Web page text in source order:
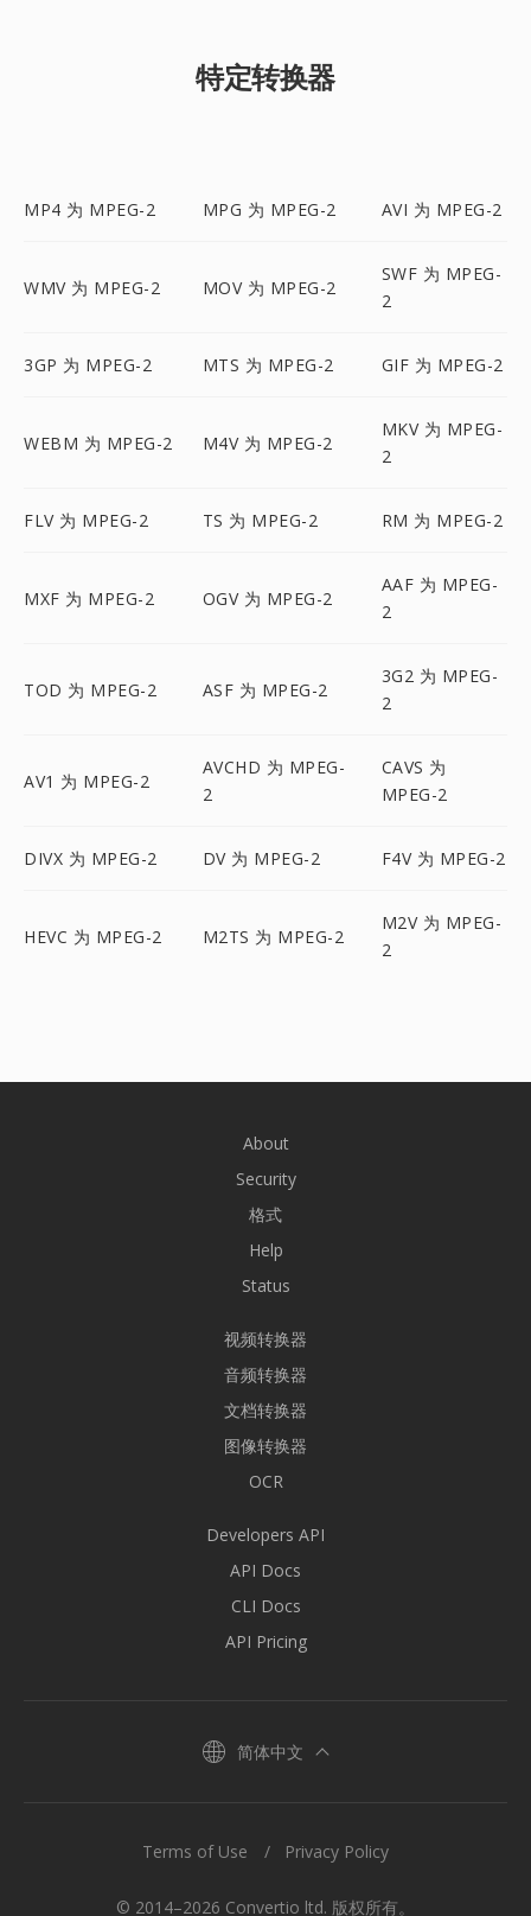
特定转换器
MP4 为 MPEG-2 MPG 为 MPEG-2 AVI 为 MPEG-2
WMV 为 MPEG-2 MOV 为 MPEG-2
SWF 为 MPEG-
2
3GP 为 MPEG-2 MTS 为 MPEG-2 GIF 为 MPEG-2
WEBM 为 MPEG-2 M4V 为 MPEG-2
MKV 为 MPEG-
2
FLV 为 MPEG-2 TS 为 MPEG-2 RM 为 MPEG-2
MXF 为 MPEG-2 OGV 为 MPEG-2
AAF 为 MPEG-
2
TOD 为 MPEG-2 ASF 为 MPEG-2
3G2 为 MPEG-
2
AV1 为 MPEG-2
AVCHD 为 MPEG-
2
CAVS 为
MPEG-2
DIVX 为 MPEG-2 DV 为 MPEG-2 F4V 为 MPEG-2
HEVC 为 MPEG-2 M2TS 为 MPEG-2
M2V 为 MPEG-
2
About
Security
格式
Help
Status
视频转换器
音频转换器
文档转换器
图像转换器
OCR
Developers API
API Docs
CLI Docs
API Pricing
简体中文
© 2014–2026 Convertio ltd. 版权所有。
Terms of Use Privacy Policy